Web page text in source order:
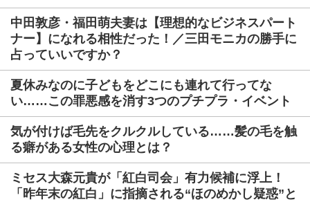
中田敦彦・福田萌夫妻は【理想的なビジネスパート
ナー】になれる相性だった！／三田モニカの勝手に
占っていいですか？
夏休みなのに子どもをどこにも連れて行ってな
い……この罪悪感を消す3つのプチプラ・イベント
気が付けば毛先をクルクルしている……髪の毛を触
る癖がある女性の心理とは？
ミセス大森元貴が「紅白司会」有力候補に浮上！
「昨年末の紅白」に指摘される“ほのめかし疑惑”と